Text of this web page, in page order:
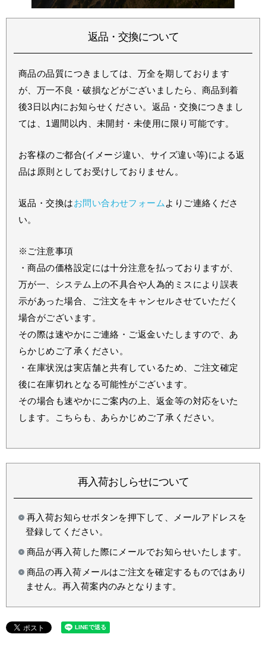
返品・交換について
商品の品質につきましては、万全を期しております
が、万一不良・破損などがございましたら、商品到着
後3日以内にお知らせください。返品・交換につきまし
ては、1週間以内、未開封・未使用に限り可能です。
お客様のご都合(イメージ違い、サイズ違い等)による返
品は原則としてお受けしておりません。
返品・交換はお問い合わせフォーム よりご連絡くださ
い。
※ご注意事項
・商品の価格設定には十分注意を払っておりますが、
万が一、システム上の不具合や人為的ミスにより誤表
示があった場合、ご注文をキャンセルさせていただく
場合がございます。
その際は速やかにご連絡・ご返金いたしますので、あ
らかじめご了承ください。
・在庫状況は実店舗と共有しているため、ご注文確定
後に在庫切れとなる可能性がございます。
その場合も速やかにご案内の上、返金等の対応をいた
します。こちらも、あらかじめご了承ください。
再入荷おしらせについて
再入荷お知らせボタンを押下して、メールアドレスを
登録してください。
商品が再入荷した際にメールでお知らせいたします。
商品の再入荷メールはご注文を確定するものではあり
ません。再入荷案内のみとなります。